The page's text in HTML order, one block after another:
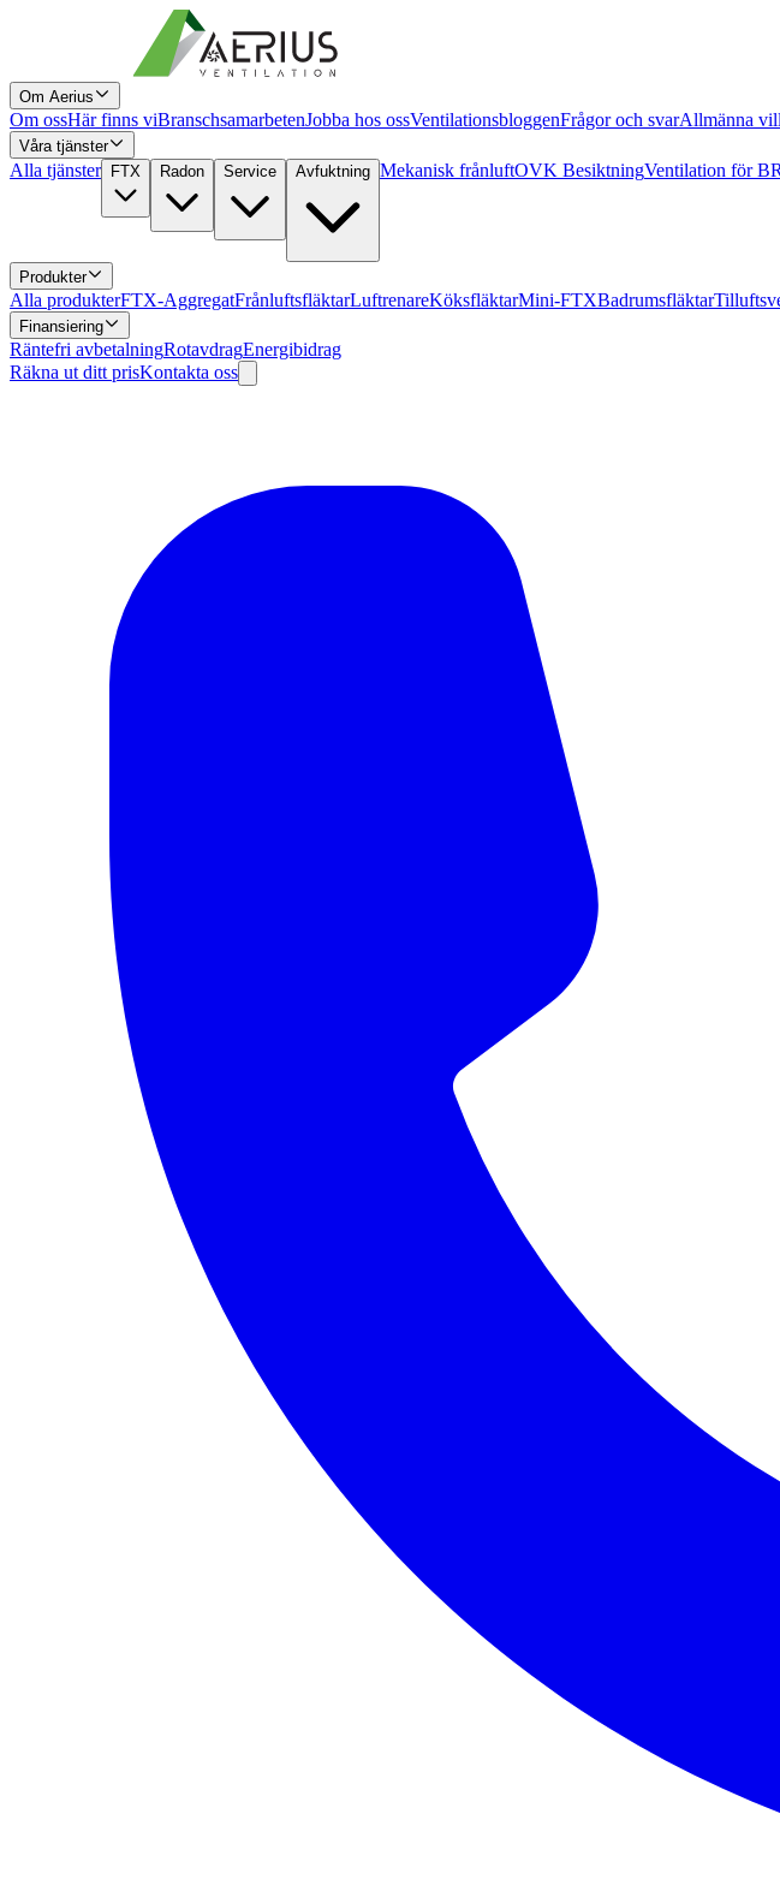
Om Aerius
Om ossHär finns viBranschsamarbetenJobba hos ossVentilationsbloggenFrågor och svarAllmänna
Våra tjänster
Alla tjänster FTX Radon Service Avfuktning Mekanisk frånluftOVK BesiktningVentilation för
Produkter
Alla produkterFTX-AggregatFrånluftsfläktarLuftrenareKöksfläktarMini-FTXBadrumsfläktar
Finansiering
Räntefri avbetalningRotavdragEnergibidrag
Räkna ut ditt prisKontakta oss